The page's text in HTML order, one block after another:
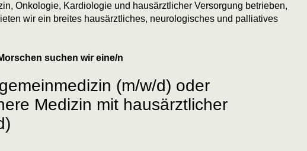
Onkologie, Kardiologie und hausärztlicher Versorgung betrieben,
wir ein breites hausärztliches, neurologisches und palliatives
suchen wir eine/n
(m/w/d) oder
Medizin mit hausärztlicher